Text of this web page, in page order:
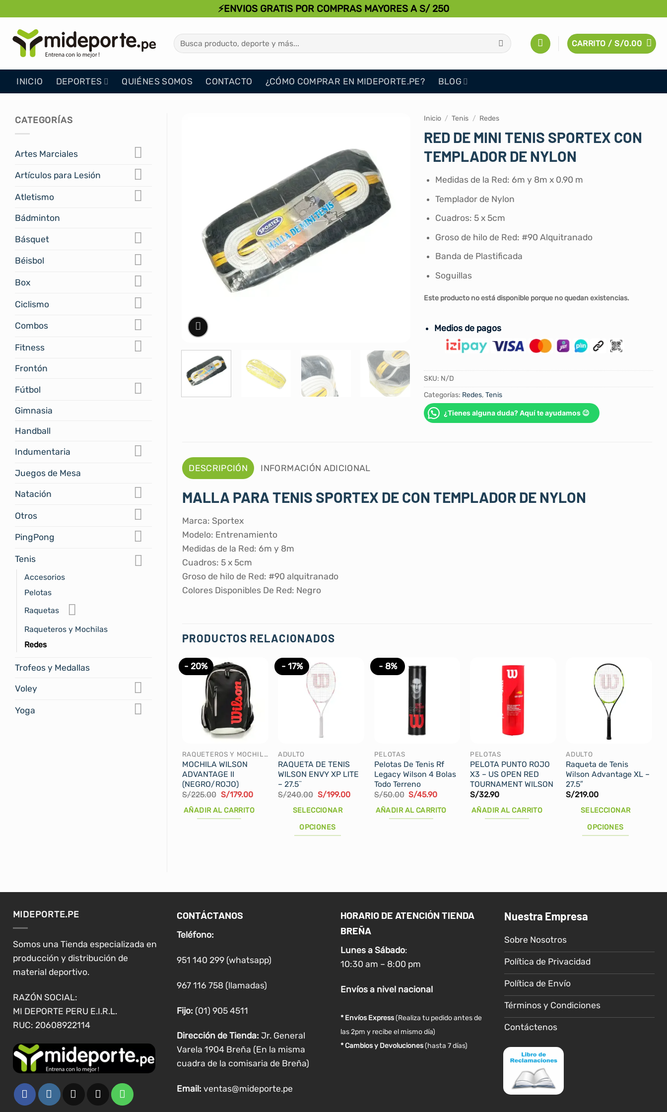
al
contenido
⚡ENVIOS GRATIS POR COMPRAS MAYORES A S/ 250
Buscar
por:
CARRITO /S/0.00
INICIO DEPORTES QUIÉNES SOMOS CONTACTO ¿CÓMO COMPRAR EN MIDEPORTE.PE? BLOG
CATEGORÍAS
Artes Marciales
Artículos para Lesión
Atletismo
Bádminton
Básquet
Béisbol
Box
Ciclismo
Combos
Fitness
Frontón
Fútbol
Gimnasia
Handball
Indumentaria
Juegos de Mesa
Natación
Otros
PingPong
Tenis
Accesorios
Pelotas
Raquetas
Raqueteros y Mochilas
Redes
Trofeos y Medallas
Voley
Yoga
Inicio / Tenis / Redes
RED DE MINI TENIS SPORTEX CON
TEMPLADOR DE NYLON
Medidas de la Red: 6m y 8m x 0.90 m
Templador de Nylon
Cuadros: 5 x 5cm
Groso de hilo de Red: #90 Alquitranado
Banda de Plastificada
Soguillas
Este producto no está disponible porque no quedan existencias.
Medios de pagos
SKU: N/D
Categorías: Redes, Tenis
¿Tienes alguna duda? Aquí te ayudamos 😉
DESCRIPCIÓN INFORMACIÓN ADICIONAL
MALLA PARA TENIS SPORTEX DE CON TEMPLADOR DE NYLON
Marca: Sportex
Modelo: Entrenamiento
Medidas de la Red: 6m y 8m
Cuadros: 5 x 5cm
Groso de hilo de Red: #90 alquitranado
Colores Disponibles De Red: Negro
PRODUCTOS RELACIONADOS
- 20%
RAQUETEROS Y MOCHILAS
MOCHILA WILSON
ADVANTAGE II
(NEGRO/ROJO)
S/225.00 El
original
era:
S/179.00El
actual
AÑADIR AL CARRITO
- 17%
ADULTO
RAQUETA DE TENIS
WILSON ENVY XP LITE
– 27.5¨
S/240.00 El
original
S/240.00.
S/199.00El
SELECCIONAR
OPCIONES
variantes.
- 8%
PELOTAS
Pelotas De Tenis Rf
Legacy Wilson 4 Bolas
Todo Terreno
S/50.00 El
original
era:
S/45.90El
actual
AÑADIR AL CARRITO
PELOTAS
PELOTA PUNTO ROJO
X3 – US OPEN RED
TOURNAMENT WILSON
S/32.90
AÑADIR AL CARRITO
ADULTO
Raqueta de Tenis
Wilson Advantage XL –
27.5″
S/219.00
SELECCIONAR
OPCIONES
variantes.
opciones
pueden
elegir
en
la
de
producto
MIDEPORTE.PE
Somos una Tienda especializada en
producción y distribución de
material deportivo.
RAZÓN SOCIAL:
MI DEPORTE PERU E.I.R.L.
RUC: 20608922114
CONTÁCTANOS
Teléfono:
951 140 299 (whatsapp)
967 116 758 (llamadas)
Fijo: (01) 905 4511
Dirección de Tienda: Jr. General
Varela 1904 Breña (En la misma
cuadra de la comisaria de Breña)
Email: ventas@mideporte.pe
HORARIO DE ATENCIÓN TIENDA
BREÑA
Lunes a Sábado:
10:30 am – 8:00 pm
Envíosa nivel nacional
* Envíos Express(Realiza tu pedido antes de
las 2pm y recibe el mismo día)
* Cambios y Devoluciones (hasta 7 días)
Nuestra Empresa
Sobre Nosotros
Política de Privacidad
Política de Envío
Términos y Condiciones
Contáctenos